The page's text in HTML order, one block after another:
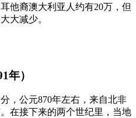
他裔澳大利亚人约有20万，但
大减少。
年）
，公元870年左右，来自北非
在接下来的两个世纪里，当地